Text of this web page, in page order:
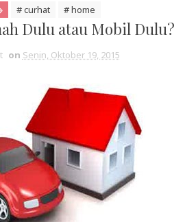
# curhat # home
Dulu atau Mobil Dulu?
on Senin, Oktober 19, 2015